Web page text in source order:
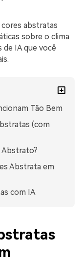
cores abstratas
sobre o clima
IA que você
Tão Bem
(com
Abstrato?
Abstrata em
com IA